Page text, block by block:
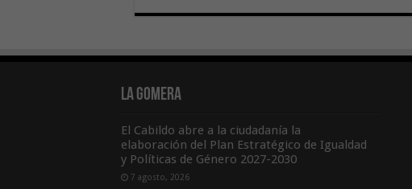
La Gomera
El Cabildo abre a la ciudadanía la
elaboración del Plan Estratégico de Igualdad
y Políticas de Género 2027-2030
7 agosto, 2026